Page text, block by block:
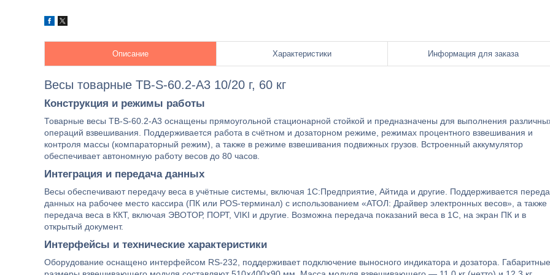
Описание Характеристики Информация для заказа
Весы товарные TB-S-60.2-A3 10/20 г, 60 кг
Конструкция и режимы работы
Товарные весы TB-S-60.2-A3 оснащены прямоугольной стационарной стойкой и предназначены для выполнения
операций взвешивания. Поддерживается работа в счётном и дозаторном режиме, режимах процентного взвешивания и
контроля массы (компараторный режим), а также в режиме взвешивания подвижных грузов. Встроенный аккумулятор
обеспечивает автономную работу весов до 80 часов.
Интеграция и передача данных
Весы обеспечивают передачу веса в учётные системы, включая 1С:Предприятие, Айтида и другие. Поддерживается
данных на рабочее место кассира (ПК или POS-терминал) с использованием «АТОЛ: Драйвер электронных весов», а также
передача веса в ККТ, включая ЭВОТОР, ПОРТ, VIKI и другие. Возможна передача показаний веса в 1С, на экран ПК и в
открытый документ.
Интерфейсы и технические характеристики
Оборудование оснащено интерфейсом RS-232, поддерживает подключение выносного индикатора и дозатора. Габаритные